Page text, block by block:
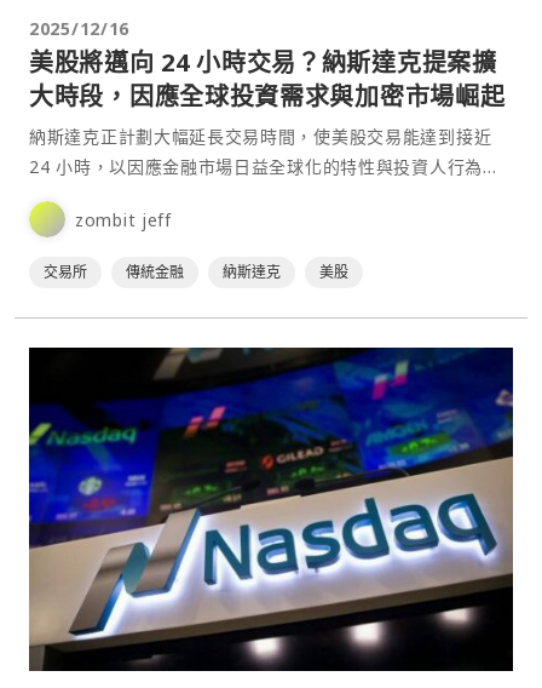
2025/12/16
美股將邁向 24 小時交易？納斯達克提案擴
大時段，因應全球投資需求與加密市場崛起
納斯達克正計劃大幅延長交易時間，使美股交易能達到接近
24 小時，以因應金融市場日益全球化的特性與投資人行為的
轉變。相關細節已於提交給美國證券交易委員會（SEC）的⋯
zombit jeff
交易所 傳統金融 納斯達克 美股